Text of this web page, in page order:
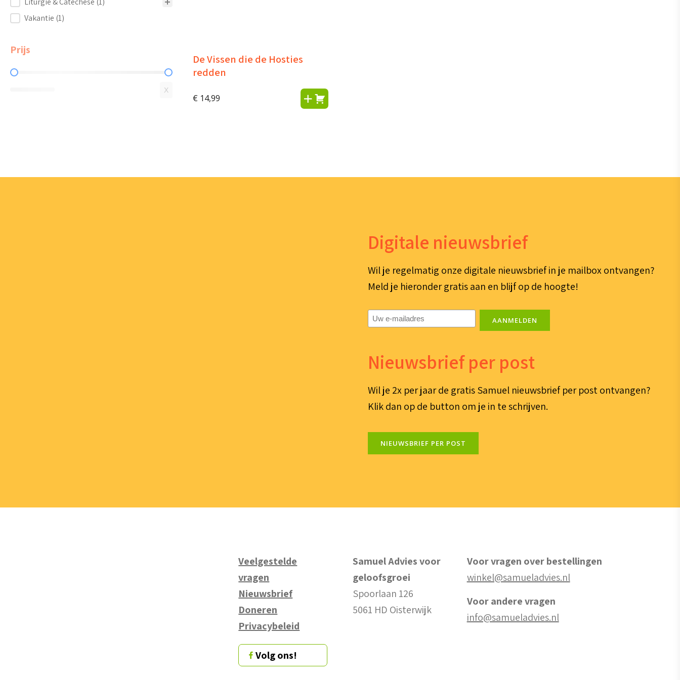
Vakantie (1)
Prijs
Prijs
X
De Vissen die de Hosties
redden
€ 14,99
Digitale nieuwsbrief
Wil je regelmatig onze digitale nieuwsbrief in je mailbox ontvangen?
Meld je hieronder gratis aan en blijf op de hoogte!
E-
mailadres(Vereist)
AANMELDEN
Nieuwsbrief per post
Wil je 2x per jaar de gratis Samuel nieuwsbrief per post ontvangen?
Klik dan op de button om je in te schrijven.
NIEUWSBRIEF PER POST
Veelgestelde
vragen
Nieuwsbrief
Doneren
Privacybeleid
Volg ons!
Samuel Advies voor
geloofsgroei
Spoorlaan 126
5061 HD Oisterwijk
Voor vragen over bestellingen
winkel@samueladvies.nl
Voor andere vragen
info@samueladvies.nl